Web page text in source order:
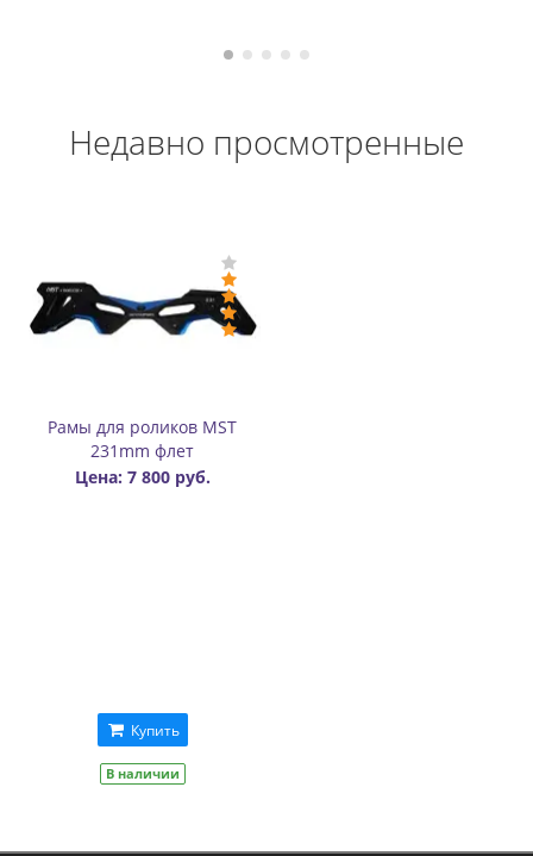
Недавно просмотренные
Рамы для роликов MST
231mm флет
Цена: 7 800 руб.
Купить
В наличии